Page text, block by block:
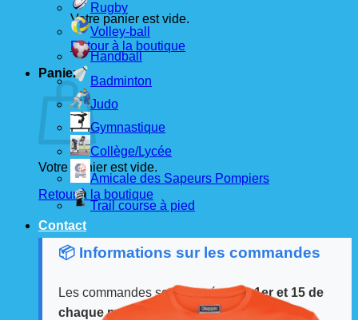
Votre panier est vide.
Retour à la boutique
Panier
Votre panier est vide.
Retour à la boutique
📦 Informations sur les commandes
Les commandes sont passéesles 1er et 15 de
chaque mois
auprès de nos fournisseurs.
Rugby
Volley-ball
Handball
Badminton
Judo
Gymnastique
Collège/Lycée
Amicale des Sapeurs Pompiers
Trail course à pied
Contact